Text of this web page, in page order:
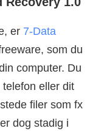
er 7-Data
som du
computer. Du
eller dit
filer som fx
dog stadig i